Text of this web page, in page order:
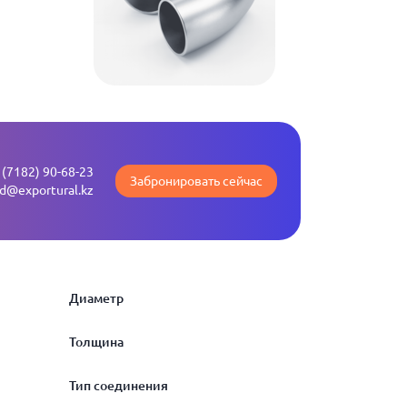
90-68-23
Забронировать сейчас
Диаметр
Толщина
Тип соединения